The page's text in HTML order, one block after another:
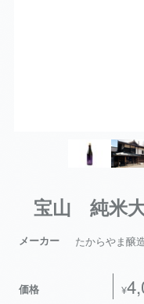
宝山 純米
メーカー たからやま醸
価格 ¥